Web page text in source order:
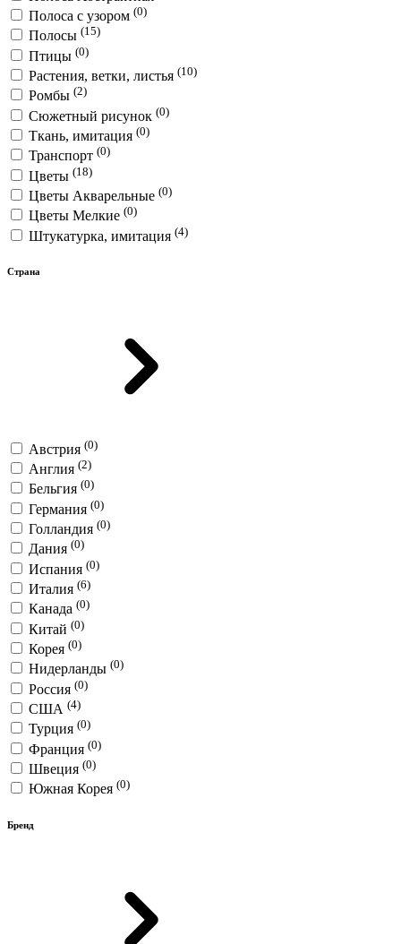
Полоса с узором (0)
Полосы (15)
Птицы (0)
Растения, ветки, листья (10)
Ромбы (2)
Сюжетный рисунок (0)
Ткань, имитация (0)
Транспорт (0)
Цветы (18)
Цветы Акварельные (0)
Цветы Мелкие (0)
Штукатурка, имитация (4)
Страна
Австрия (0)
Англия (2)
Бельгия (0)
Германия (0)
Голландия (0)
Дания (0)
Испания (0)
Италия (6)
Канада (0)
Китай (0)
Корея (0)
Нидерланды (0)
Россия (0)
США (4)
Турция (0)
Франция (0)
Швеция (0)
Южная Корея (0)
Бренд